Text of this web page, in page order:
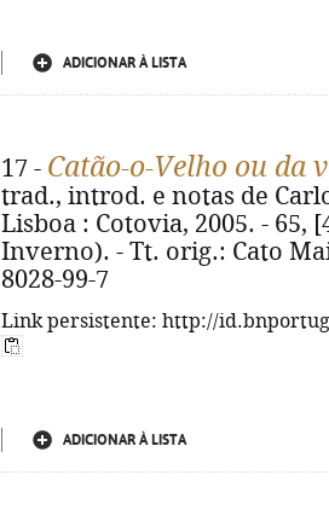
ADICIONAR À LISTA
17 - Catão-o-Velho ou da
trad., introd. e notas de
Lisboa : Cotovia, 2005. - 65,
Inverno). - Tt. orig.: Cato
8028-99-7
Link persistente: http://
ADICIONAR À LISTA